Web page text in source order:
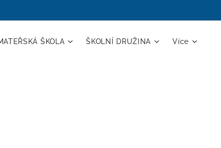
ŠKOLA ŠKOLNÍ DRUŽINA Více